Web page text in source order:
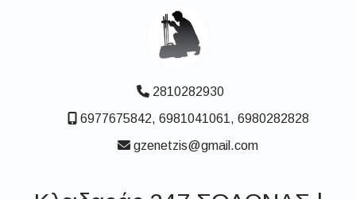
2810282930
6977675842, 6981041061, 6980282828
gzenetzis@gmail.com